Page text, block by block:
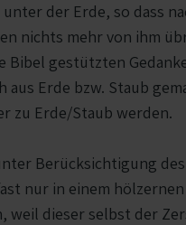
unter der Erde, so dass
nichts mehr von ihm
Bibel gestützten
aus Erde bzw. Staub
zu Erde/Staub werden.
Berücksichtigung
nur in einem hölzernen
weil dieser selbst der